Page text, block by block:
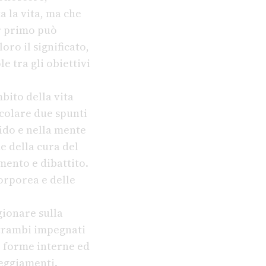
la vita, ma che
primo può
il significato,
tra gli obiettivi
della vita
due spunti
e nella mente
della cura del
e dibattito.
e delle
sulla
impegnati
forme interne ed